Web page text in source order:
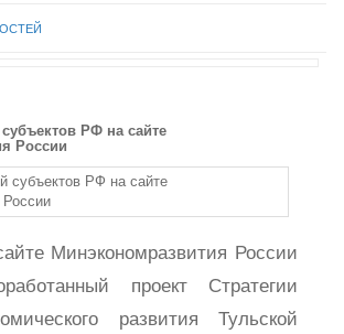
РФ на сайте
России
Минэкономразвития России
проект Стратегии
развития Тульской